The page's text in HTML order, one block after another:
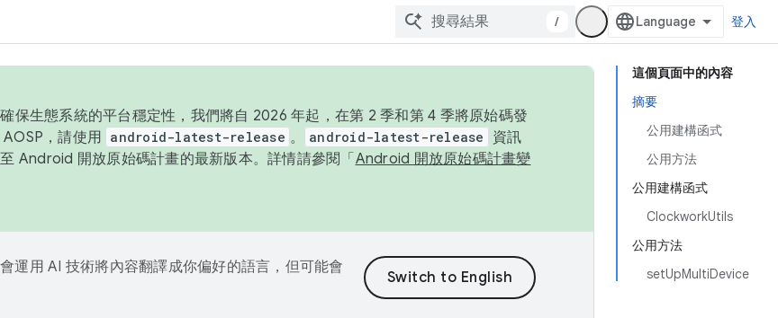
/ 登入
這個頁面中的內容
摘要
公用建構函式
公用方法
公用建構函式
ClockworkUtils
公用方法
setUpMultiDevice
保生態系統的平台穩定性，我們將自 2026 年起，在第 2 季和第 4 季將原始碼發
，請使用 android-latest-release 。 android-latest-release
資訊
Android 開放原始碼計畫的最新版本。詳情請參閱「 Android 開放原始碼計畫變
運用 AI 技術將內容翻譯成你偏好的語言，但可能會